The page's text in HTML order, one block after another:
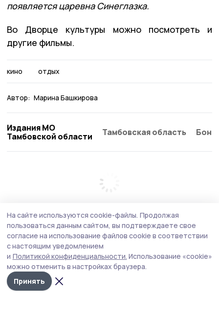
появляется царевна Синеглазка.
Во Дворце культуры можно посмотреть и
другие фильмы.
кино отдых
Автор: Марина Башкирова
Издания МО
Тамбовской области
Тамбовская область
На сайте используются cookie-файлы. Продолжая
пользоваться данным сайтом, вы подтверждаете свое
согласие на использование файлов cookie в соответствии
с настоящим уведомлением
и Политикой конфиденциальности. Использование «cookie»
можно отменить в настройках браузера.
Принять